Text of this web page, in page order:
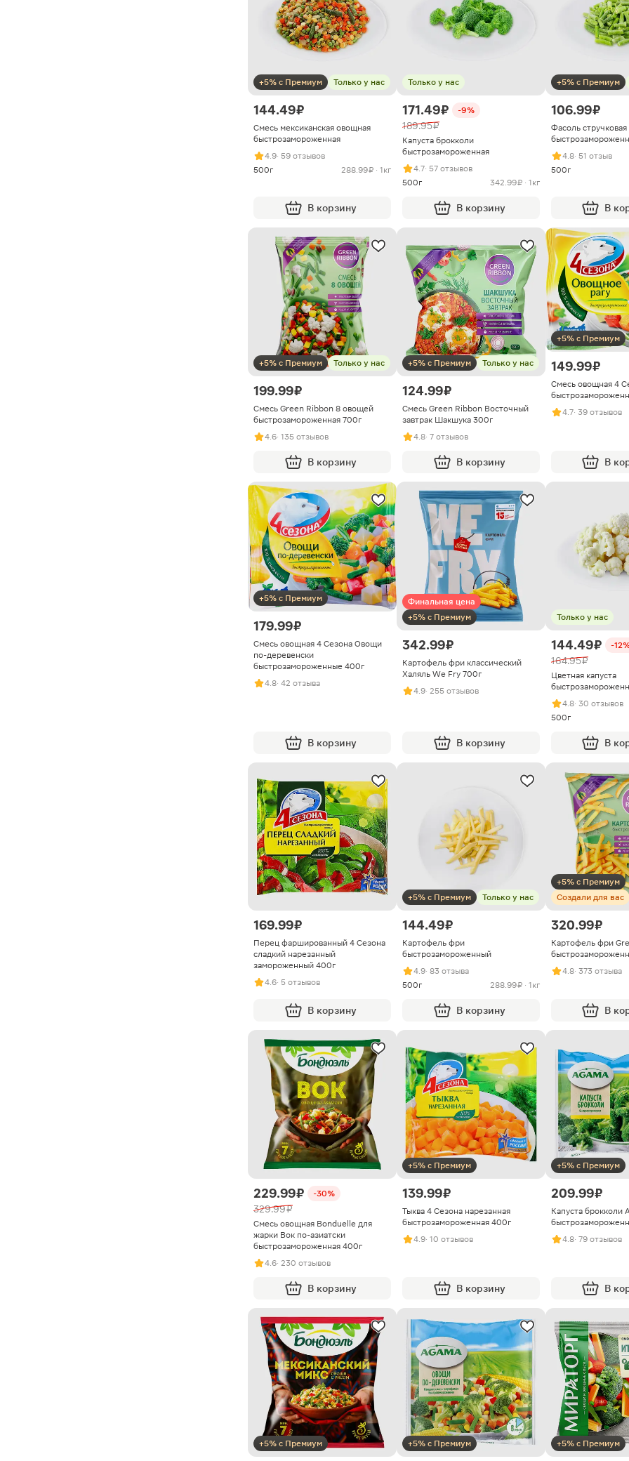
+5% с Премиум Только у нас
144.49 ₽
Смесь мексиканская овощная
быстрозамороженная
4.9· 59 отзывов
500г
288.99 ₽ · 1кг
В корзину
Только у нас
171.49 ₽ -9%
189.95 ₽
Капуста брокколи
быстрозамороженная
4.7· 57 отзывов
500г
342.99 ₽ · 1кг
В корзину
+5% с Премиум
106.99 ₽
Фасоль стручковая
4.8· 51 отзыв
500г
В
+5% с Премиум Только у нас
199.99 ₽
Смесь Green Ribbon 8 овощей
быстрозамороженная 700г
4.6· 135 отзывов
В корзину
+5% с Премиум Только у нас
124.99 ₽
Смесь Green Ribbon Восточный
завтрак Шакшука 300г
4.8· 7 отзывов
В корзину
+5% с Премиум
149.99 ₽
Смесь овощная 4
4.7· 39 отзывов
В
+5% с Премиум
179.99 ₽
Смесь овощная 4 Сезона Овощи
по-деревенски
быстрозамороженные 400г
4.8· 42 отзыва
В корзину
Финальная цена
+5% с Премиум
342.99 ₽
Картофель фри классический
Халяль We Fry 700г
4.9· 255 отзывов
В корзину
Только у нас
144.49 ₽ -
164.95 ₽
Цветная капуста
4.8· 30 отзывов
500г
В
169.99 ₽
Перец фаршированный 4 Сезона
сладкий нарезанный
замороженный 400г
4.6· 5 отзывов
В корзину
+5% с Премиум Только у нас
144.49 ₽
Картофель фри
быстрозамороженный
4.9· 83 отзыва
500г
288.99 ₽ · 1кг
В корзину
+5% с Премиум
Создали для вас
320.99 ₽
Картофель фри
4.8· 373 отзыва
В
229.99 ₽ -30%
329.99 ₽
Смесь овощная Bonduelle для
жарки Вок по-азиатски
быстрозамороженная 400г
4.6· 230 отзывов
В корзину
+5% с Премиум
139.99 ₽
Тыква 4 Сезона нарезанная
быстрозамороженная 400г
4.9· 10 отзывов
В корзину
+5% с Премиум
209.99 ₽
Капуста брокколи
4.8· 79 отзывов
В
+5% с Премиум +5% с Премиум +5% с Премиум